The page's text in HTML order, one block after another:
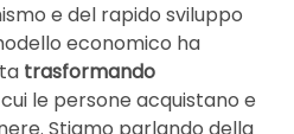
e del rapido sviluppo
economico ha
trasformando
le persone acquistano e